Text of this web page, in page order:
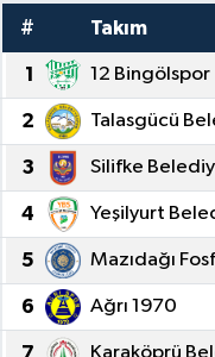
# Takım
1 12 Bingölspor
2 Talasgücü
3 Silifke
4 Yeşilyurt
5 Mazıdağı
6 Ağrı 1970
Dünya
Eğitim
Sağlık
Yemek
Manşet Haberi
Süper Lig Puan
Tüm Manşetler
Son Dakika
Haber Arşivi